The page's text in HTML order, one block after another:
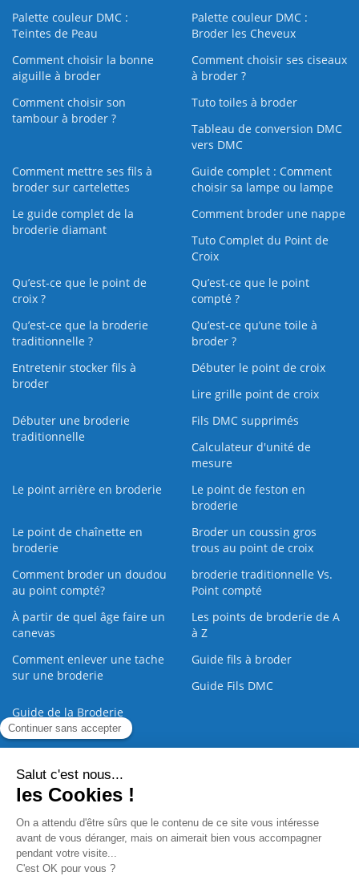
Palette couleur DMC :
Teintes de Peau
Palette couleur DMC :
Broder les Cheveux
Comment choisir la bonne
aiguille à broder
Comment choisir ses ciseaux
à broder ?
Comment choisir son
tambour à broder ?
Tuto toiles à broder
Tableau de conversion DMC
vers DMC
Comment mettre ses fils à
broder sur cartelettes
Guide complet : Comment
choisir sa lampe ou lampe
Le guide complet de la
broderie diamant
Comment broder une nappe
Tuto Complet du Point de
Croix
Qu’est-ce que le point de
croix ?
Qu’est-ce que le point
compté ?
Qu’est-ce que la broderie
traditionnelle ?
Qu’est‑ce qu’une toile à
broder ?
Entretenir stocker fils à
broder
Débuter le point de croix
Lire grille point de croix
Débuter une broderie
traditionnelle
Fils DMC supprimés
Calculateur d'unité de
mesure
Le point arrière en broderie
Le point de feston en
broderie
Le point de chaînette en
broderie
Broder un coussin gros
trous au point de croix
Comment broder un doudou
au point compté?
broderie traditionnelle Vs.
Point compté
À partir de quel âge faire un
canevas
Les points de broderie de A
à Z
Comment enlever une tache
sur une broderie
Guide fils à broder
Guide Fils DMC
Guide de la Broderie
Commande Papier |
Paiement sécurisé | C.G.V